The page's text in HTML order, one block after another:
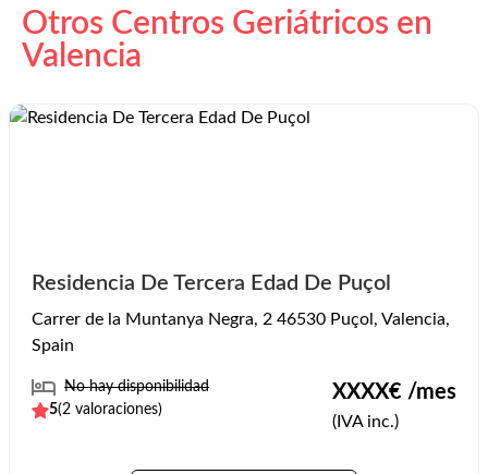
Otros Centros Geriátricos en
Valencia
Residencia De Tercera Edad De Puçol
Carrer de la Muntanya Negra, 2 46530 Puçol, Valencia,
Spain
No hay disponibilidad
5(2 valoraciones)
XXXX€ /mes
(IVA inc.)